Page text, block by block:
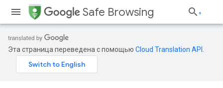
Safe Browsing
Эта страница переведена с помощью Cloud Translation API